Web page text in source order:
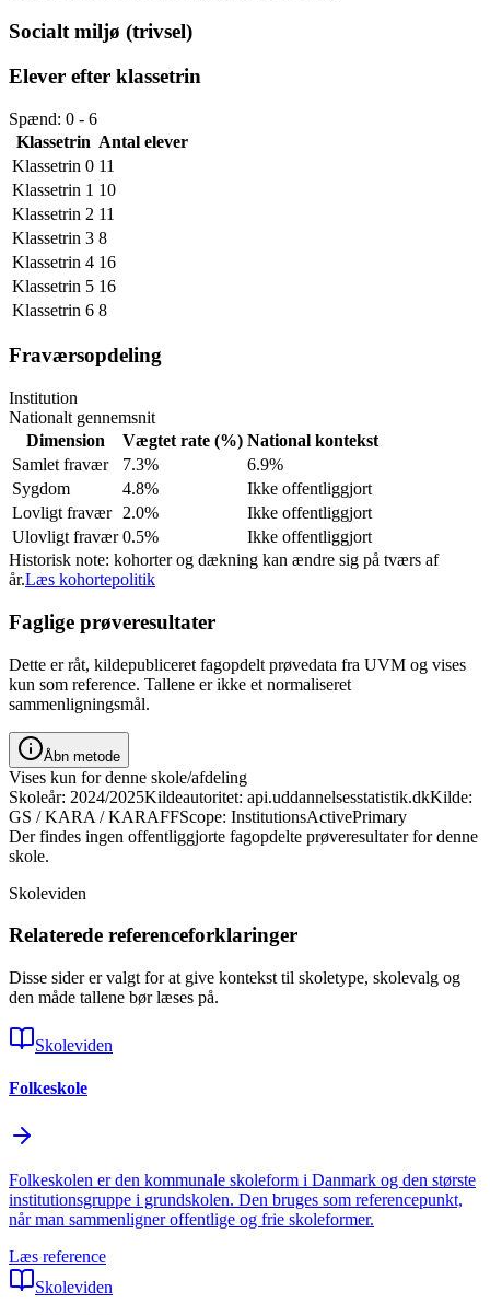
Socialt miljø (trivsel)
Elever efter klassetrin
Spænd: 0 - 6
Klassetrin Antal elever
Klassetrin 0 11
Klassetrin 1 10
Klassetrin 2 11
Klassetrin 3 8
Klassetrin 4 16
Klassetrin 5 16
Klassetrin 6 8
Fraværsopdeling
Institution
Nationalt gennemsnit
Dimension
Vægtet rate (%) National kontekst
Samlet fravær
7.3%
6.9%
Sygdom
4.8%
Ikke offentliggjort
Lovligt fravær
2.0%
Ikke offentliggjort
Ulovligt fravær 0.5%
Ikke offentliggjort
Historisk note: kohorter og dækning kan ændre sig på tværs af
år.Læs kohortepolitik
Faglige prøveresultater
Dette er råt, kildepubliceret fagopdelt prøvedata fra UVM og vises
kun som reference. Tallene er ikke et normaliseret
sammenligningsmål.
Åbn metode
Vises kun for denne skole/afdeling
Skoleår: 2024/2025Kildeautoritet: api.uddannelsesstatistik.dkKilde:
GS / KARA / KARAFFScope: InstitutionsActivePrimary
Der findes ingen offentliggjorte fagopdelte prøveresultater for denne
skole.
Skoleviden
Relaterede referenceforklaringer
Disse sider er valgt for at give kontekst til skoletype, skolevalg og
den måde tallene bør læses på.
Skoleviden
Folkeskole
Folkeskolen er den kommunale skoleform i Danmark og den største
institutionsgruppe i grundskolen. Den bruges som referencepunkt,
når man sammenligner offentlige og frie skoleformer.
Læs reference
Skoleviden